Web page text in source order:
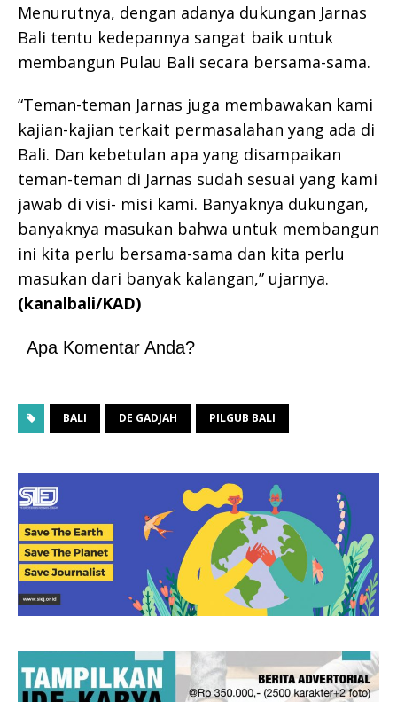
Menurutnya, dengan adanya dukungan Jarnas
Bali tentu kedepannya sangat baik untuk
membangun Pulau Bali secara bersama-sama.
“Teman-teman Jarnas juga membawakan kami
kajian-kajian terkait permasalahan yang ada di
Bali. Dan kebetulan apa yang disampaikan
teman-teman di Jarnas sudah sesuai yang kami
jawab di visi- misi kami. Banyaknya dukungan,
banyaknya masukan bahwa untuk membangun
ini kita perlu bersama-sama dan kita perlu
masukan dari banyak kalangan,” ujarnya.
(kanalbali/KAD)
Apa Komentar Anda?
BALI DE GADJAH PILGUB BALI